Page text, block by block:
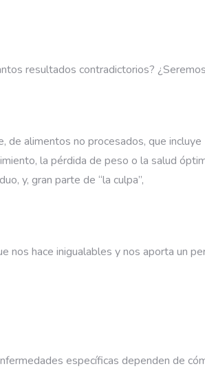
resultados contradictorios?
de alimentos no procesados, que incluye
la pérdida de peso o la salud
y, gran parte de “la culpa”,
nos hace inigualables y nos aporta un
específicas dependen de